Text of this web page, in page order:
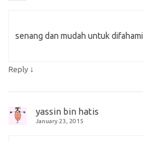
senang dan mudah untuk difahami
Reply ↓
yassin bin hatis
January 23, 2015